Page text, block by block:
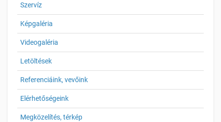
Szervíz
Képgaléria
Videogaléria
Letöltések
Referenciáink, vevőink
Elérhetőségeink
Megközelítés, térkép